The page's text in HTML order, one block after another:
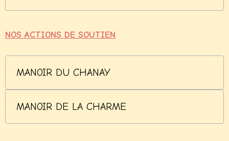
NOS ACTIONS DE SOUTIEN
MANOIR DU CHANAY
MANOIR DE LA CHARME